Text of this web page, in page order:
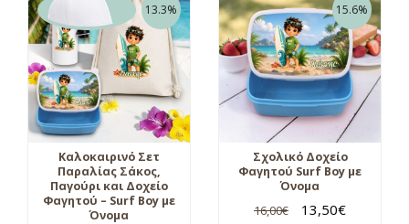
13.3%
Καλοκαιρινό Σετ
Παραλίας Σάκος,
Παγούρι και Δοχείο
Φαγητού – Surf Boy με
Όνομα
15.6%
Σχολικό Δοχείο
Φαγητού Surf Boy με
Όνομα
16,00€ 13,50€